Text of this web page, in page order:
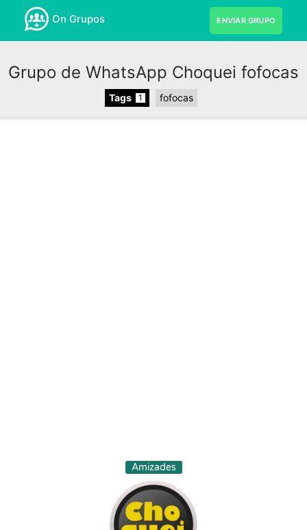
On Grupos ENVIAR GRUPO
Grupo de WhatsApp Choquei fofocas
Tags 1 fofocas
Amizades